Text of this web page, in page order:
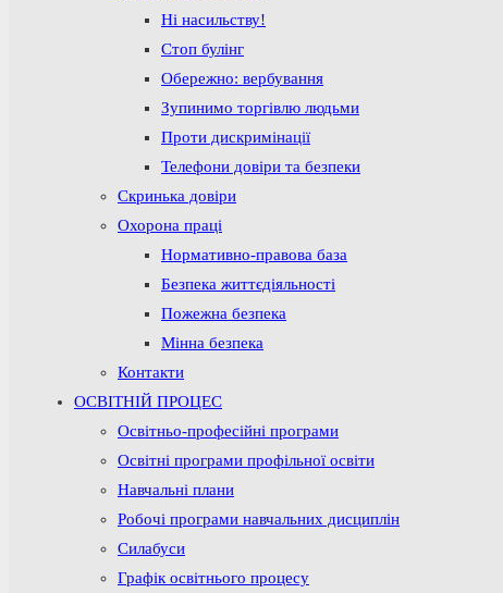
Ні насильству!
Стоп булінг
Обережно: вербування
Зупинимо торгівлю людьми
Проти дискримінації
Телефони довіри та безпеки
Скринька довіри
Охорона праці
Нормативно-правова база
Безпека життєдіяльності
Пожежна безпека
Мінна безпека
Контакти
ОСВІТНІЙ ПРОЦЕС
Освітньо-професійні програми
Освітні програми профільної освіти
Навчальні плани
Робочі програми навчальних дисциплін
Силабуси
Графік освітнього процесу